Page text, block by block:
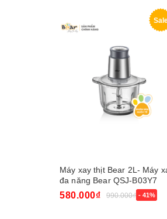
Máy xay thịt Bear 2L- Máy
đa năng Bear QSJ-B03Y7
580.000₫ 990.000₫ - 41%